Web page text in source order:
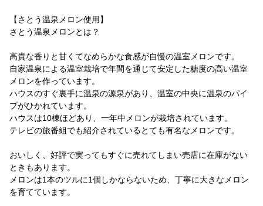
【さとう温泉メロン使用】
さとう温泉メロンとは？
高貴な香りと甘くてなめらかな食感が自慢の温室メロンです。
自家温泉による温室栽培で年間を通じて安定した糖度の高い温室
メロンを作っています。
ハウスのすぐ裏手に温泉の源泉があり、温室の中央に温泉のパイ
プがひかれています。
ハウスは10棟ほどあり、一年中メロンが栽培されています。
テレビの旅番組でも紹介されているとても有名なメロンです。
おいしく、好評で実ってもすぐに売れてしまい売店に在庫がない
ときもあります。
メロンは1本のツルに1個しかならないため、丁寧に大きなメロン
を育てています。